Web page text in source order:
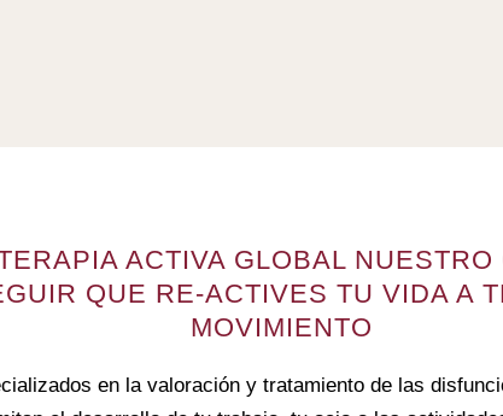
ACTIVA GLOBAL
QUE RE-ACTIVES TU VIDA A
MOVIMIENTO
en la valoración y tratamiento de las